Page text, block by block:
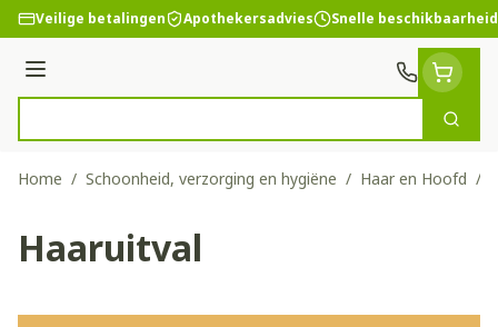
Ga naar de inhoud
Veilige betalingen Apothekersadvies Snelle beschikbaarheid
Menu
Zoek
Home / Schoonheid, verzorging en hygiëne / Haar en Hoofd /
Haaruitval